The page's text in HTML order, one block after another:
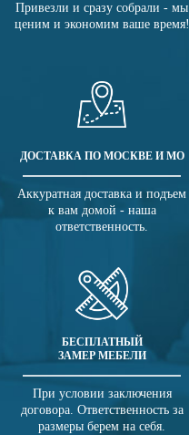
Привезли и сразу собрали - мы
ценим и экономим ваше время!
ДОСТАВКА ПО МОСКВЕ И МО
Аккуратная доставка и подъем
к вам домой - наша
ответственность.
БЕСПЛАТНЫЙ
ЗАМЕР МЕБЕЛИ
При условии заключения
договора. Ответственность за
размеры берем на себя.